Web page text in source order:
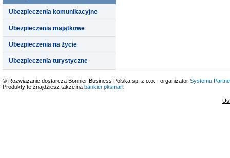
Ubezpieczenia komunikacyjne
Ubezpieczenia majątkowe
Ubezpieczenia na życie
Ubezpieczenia turystyczne
© Rozwiązanie dostarcza Bonnier Business Polska sp. z o.o. - organizator Systemu
Produkty te znajdziesz także na bankier.pl/smart